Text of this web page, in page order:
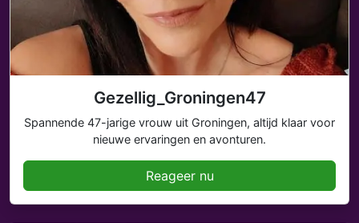
Gezellig_Groningen47
Spannende 47-jarige vrouw uit Groningen, altijd klaar voor
nieuwe ervaringen en avonturen.
Reageer nu